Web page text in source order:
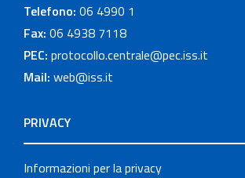
Telefono: 06 4990 1
Fax: 06 4938 7118
PEC: protocollo.centrale@pec.iss.it
Mail: web@iss.it
PRIVACY
Informazioni per la privacy